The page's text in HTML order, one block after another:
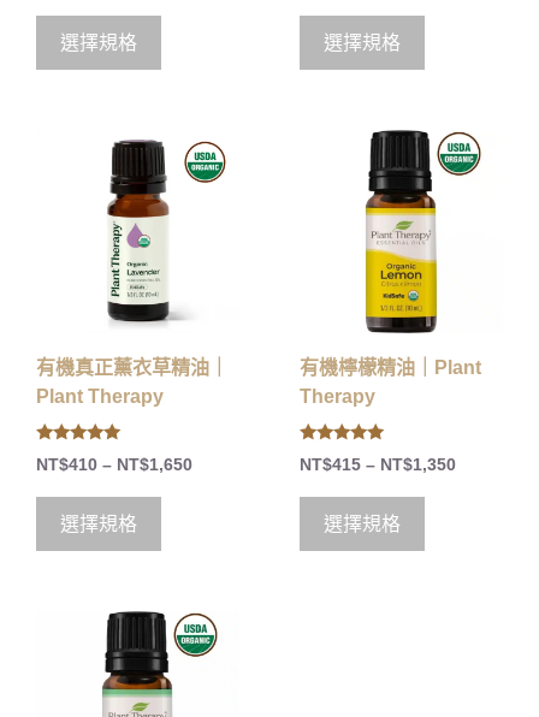
t
5
選擇規格
t
5
選擇規格
有機真正薰衣草精油｜
Plant Therapy
5.00
out of 5
NT$410 – NT$1,650
選擇規格
有機檸檬精油｜Plant
Therapy
5.00
out of 5
NT$415 – NT$1,350
選擇規格